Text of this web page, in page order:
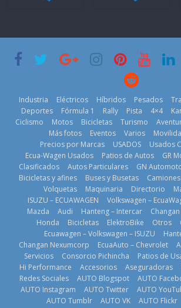
renovable
25 de julio de
Nuevo SUV
Honda ZR-V
Advanced
Hybrid para el
mercado local
23 de julio de
2026
Kia reúne a
jugadores de
fútbol de todo
el mundo en
‘Kia OMBC
Cup’
6 de mayo de
2026
Industria Eléctricos Híbridos Pesados
Deportes
Fórmula 1 Rally Pista 4×4
Ciclismo
Motos Bicicletas Turismo
Más fotos
Eventos Varios
Precios por Marcas
USADOS
Usados
Ecua-Wagen Usados
Patios de Autos GR
Clasificados
Autos Particulares GN
Bicicletas y afines
Buses y Busetas
Volquetas
Maquinaria Directorio
ISUZU – ECUAWAGEN
Volkswagen –
Mazda
Audi Hanteng – Intercar Changan
Honda
Bicicletas ElektroBike Otros
Ecuawagen – Volkswagen – ISUZU
Changan Nexumcorp
EcuaAuto – Chevrolet
Servicios
Consorcio Pichincha Patios de
Hi Performance
Accesorios Aseguradoras
Redes Sociales
AUTO Blogspot AUTO
AUTO Instagram
AUTO Twitter AUTO
AUTO Tumblr
AUTO VK AUTO Flickr